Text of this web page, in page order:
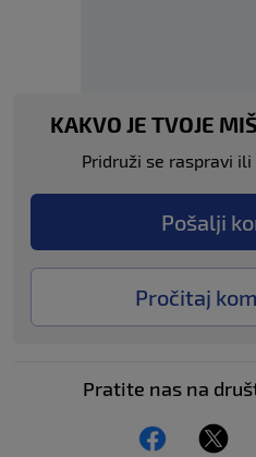
KAKVO JE TVOJE
Pridruži se raspravi
Pošalji
Pročitaj
Pratite nas na